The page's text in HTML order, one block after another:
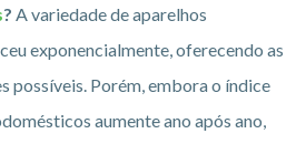
? A variedade de aparelhos
exponencialmente, oferecendo as
possíveis. Porém, embora o índice
aumente ano após ano,